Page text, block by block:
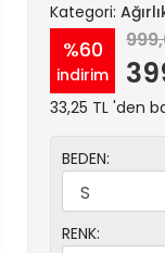
Kategori:
%60
indirim
33,25 TL 'den
BEDEN:
RENK: